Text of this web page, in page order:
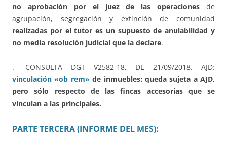
no aprobación por el juez de las operaciones de
agrupación, segregación y extinción de comunidad
realizadas por el tutor es un supuesto de anulabilidad y
no media resolución judicial que la declare.
.- CONSULTA DGT V2582-18, DE 21/09/2018. AJD:
vinculación «ob rem» de inmuebles: queda sujeta a AJD,
pero sólo respecto de las fincas accesorias que se
vinculan a las principales.
PARTE TERCERA (INFORME DEL MES):